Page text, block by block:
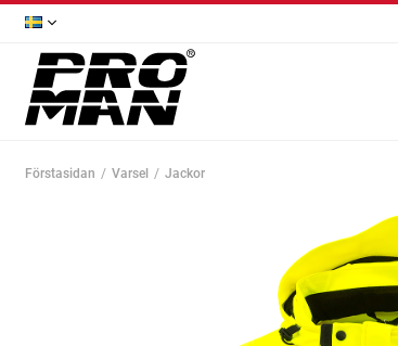
Förstasidan Varsel Jackor